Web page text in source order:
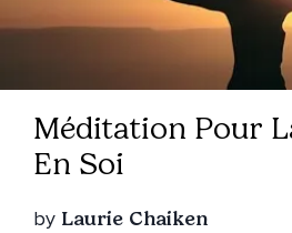
Méditation Pour
En Soi
by Laurie Chaiken